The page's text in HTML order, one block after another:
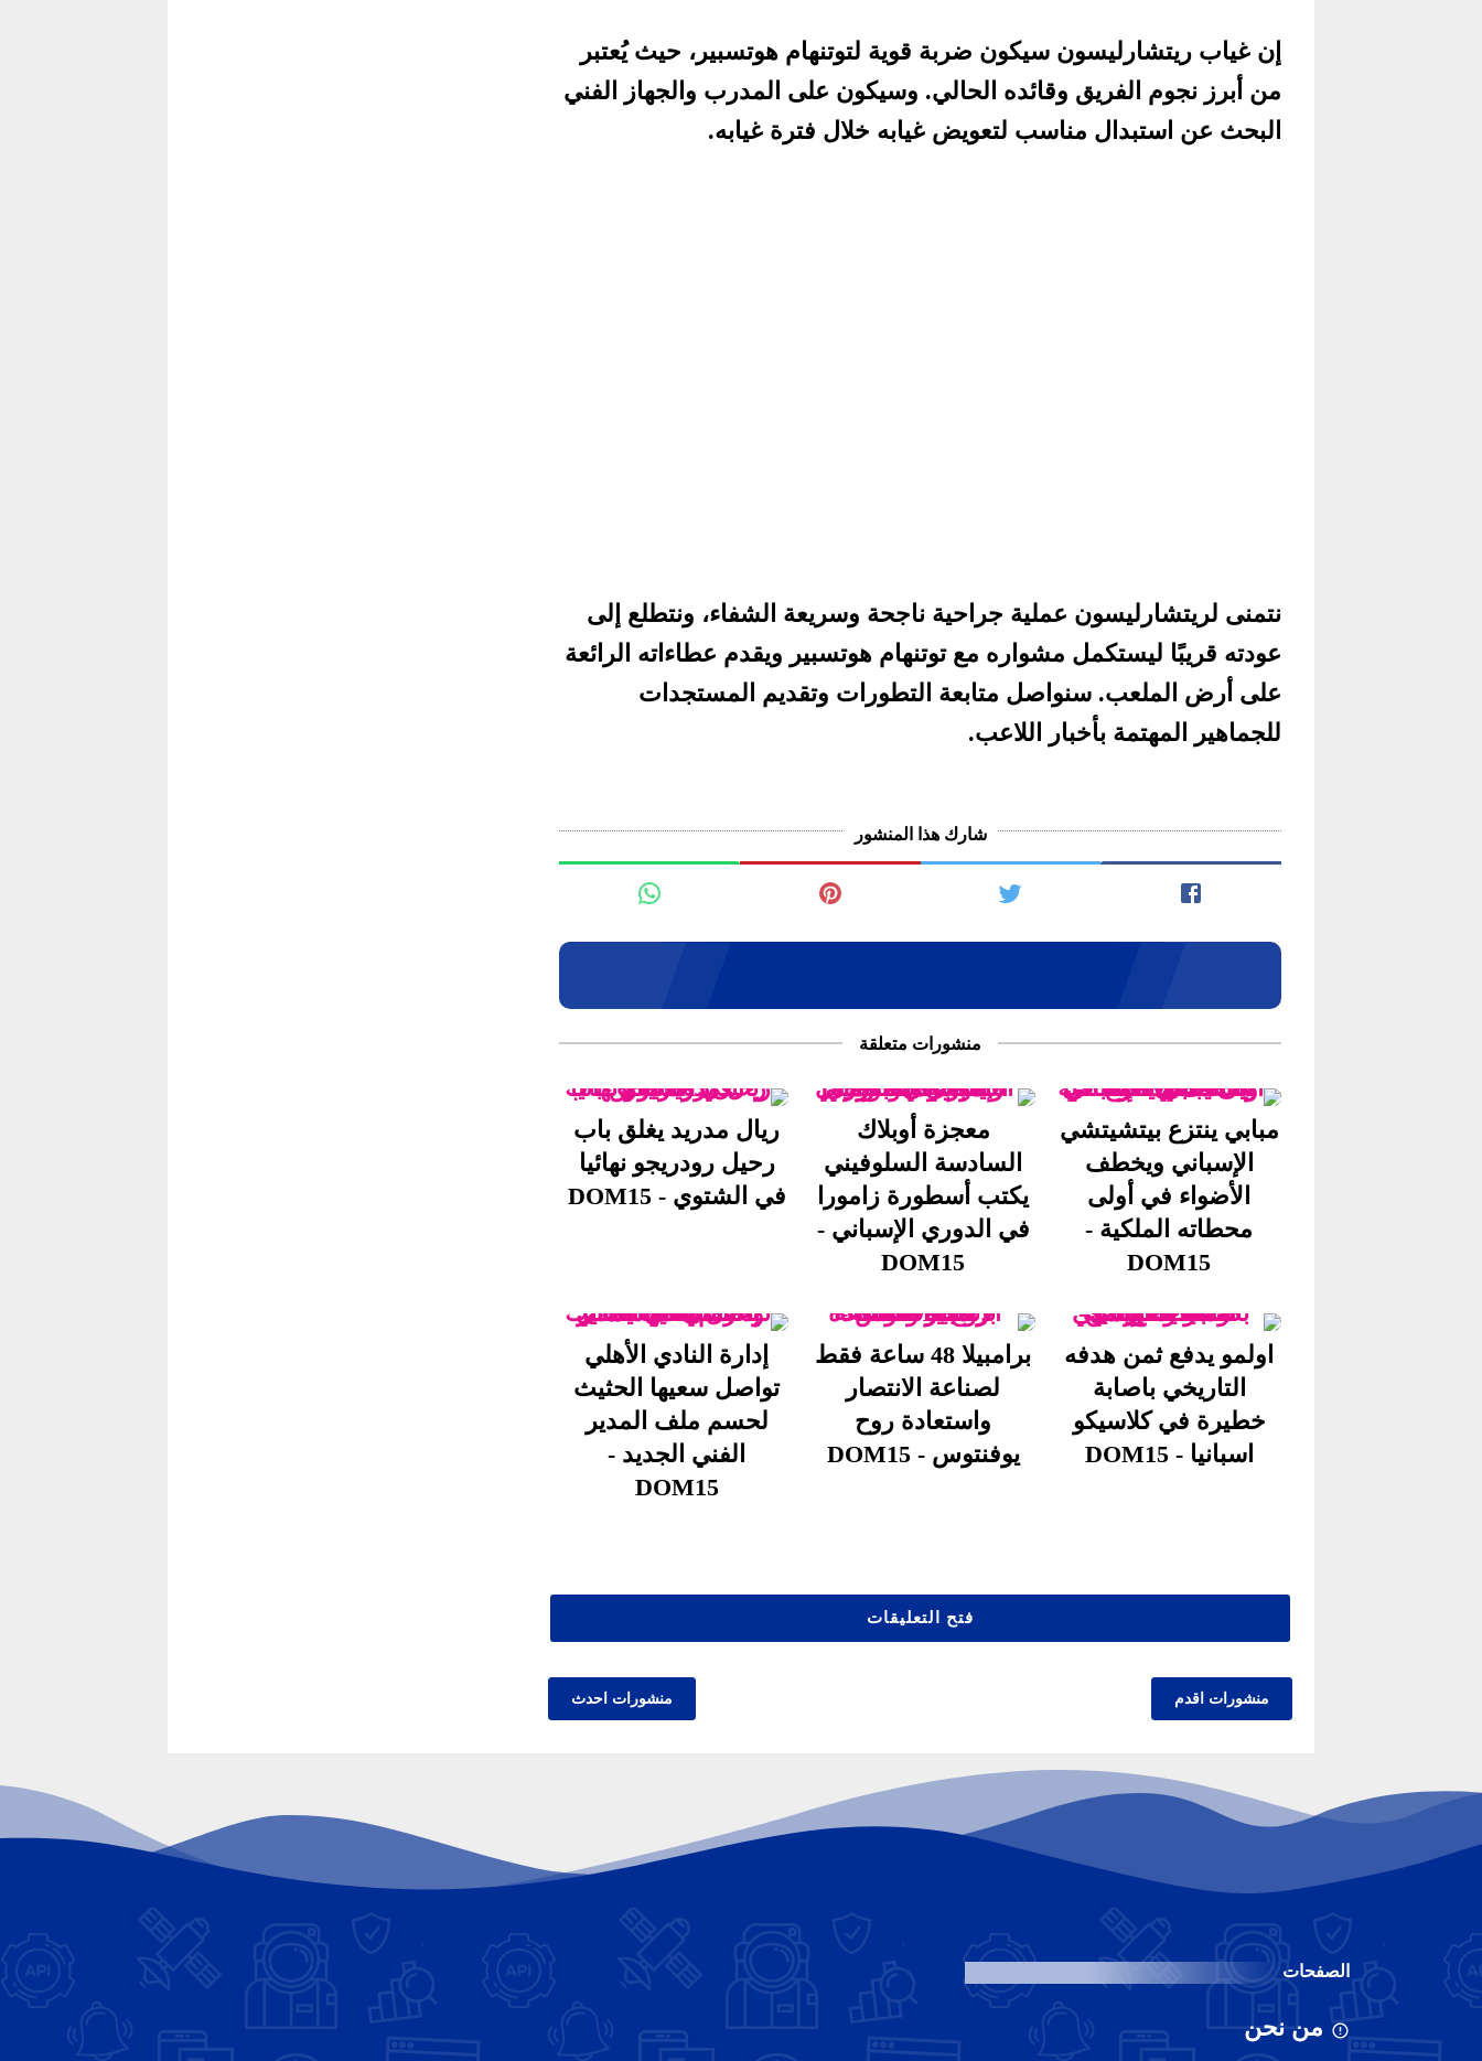
إن غياب ريتشارليسون سيكون ضربة قوية لتوتنهام هوتسبير، حيث يُعتبر
من أبرز نجوم الفريق وقائده الحالي. وسيكون على المدرب والجهاز الفني
البحث عن استبدال مناسب لتعويض غيابه خلال فترة غيابه.
نتمنى لريتشارليسون عملية جراحية ناجحة وسريعة الشفاء، ونتطلع إلى
عودته قريبًا ليستكمل مشواره مع توتنهام هوتسبير ويقدم عطاءاته الرائعة
على أرض الملعب. سنواصل متابعة التطورات وتقديم المستجدات
للجماهير المهتمة بأخبار اللاعب.
شارك هذا المنشور
منشورات متعلقة
مبابي ينتزع بيتشيتشي
الإسباني ويخطف
الأضواء في أولى
محطاته الملكية -
DOM15
معجزة أوبلاك
السادسة السلوفيني
يكتب أسطورة زامورا
في الدوري الإسباني -
DOM15
ريال مدريد يغلق باب
رحيل رودريجو نهائيا
في الشتوي - DOM15
اولمو يدفع ثمن هدفه
التاريخي باصابة
خطيرة في كلاسيكو
اسبانيا - DOM15
برامبيلا 48 ساعة فقط
لصناعة الانتصار
واستعادة روح
يوفنتوس - DOM15
إدارة النادي الأهلي
تواصل سعيها الحثيث
لحسم ملف المدير
الفني الجديد -
DOM15
فتح التعليقات
منشورات احدث منشورات اقدم
الصفحات
من نحن